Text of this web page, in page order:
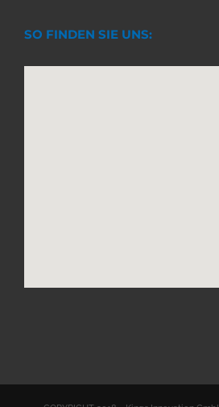
SO FINDEN SIE UNS: